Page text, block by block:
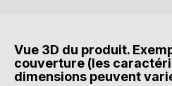
Vue 3D du produit.
couverture (les
dimensions peuvent